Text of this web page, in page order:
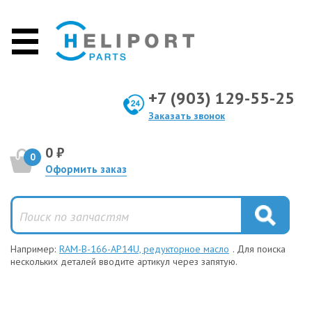
+7 (903) 129-55-25
Заказать звонок
0 0 ₽
Оформить заказ
Например: RAM-B-166-AP14U, редукторное масло . Для поиска
нескольких деталей вводите артикул через запятую.